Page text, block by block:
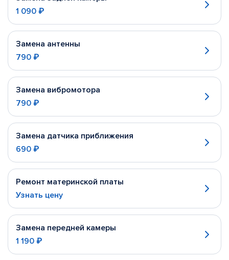
1 090 ₽
Замена антенны
790 ₽
Замена вибромотора
790 ₽
Замена датчика приближения
690 ₽
Ремонт материнской платы
Узнать цену
Замена передней камеры
1 190 ₽